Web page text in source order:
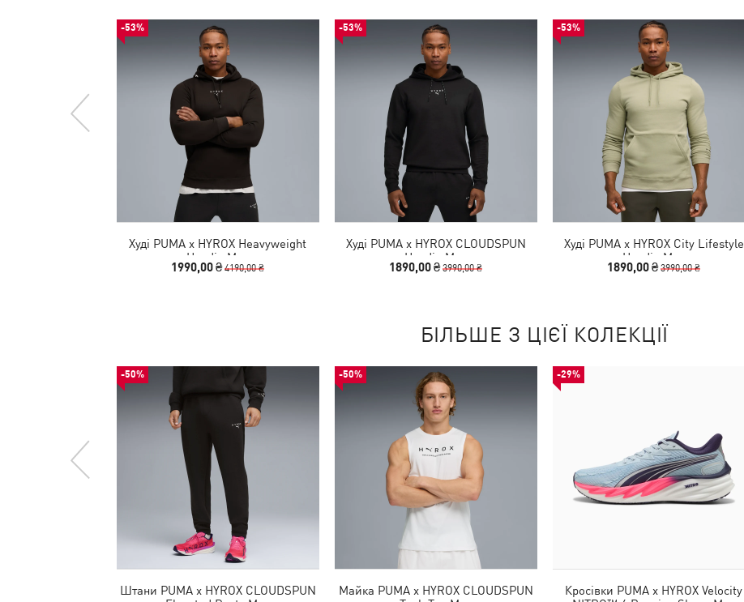
-53%
Худі PUMA x HYROX Heavyweight
Hoodie Men
1990,00 ₴4190,00 ₴
-53%
Худі PUMA x HYROX CLOUDSPUN
Hoodie Men
1890,00 ₴3990,00 ₴
-53%
Худі PUMA x HYROX City Lifestyle
Hoodie Men
1890,00 ₴3990,00 ₴
БІЛЬШЕ З ЦІЄЇ КОЛЕКЦІЇ
-50%
Штани PUMA x HYROX CLOUDSPUN
-50%
Майка PUMA x HYROX CLOUDSPUN
-29%
Кросівки PUMA x HYROX Velocity